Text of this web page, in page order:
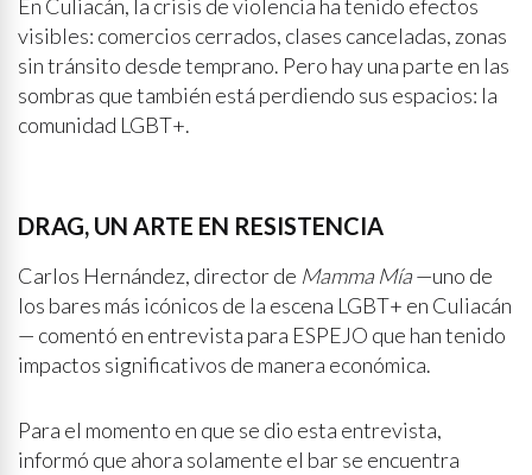
En Culiacán, la crisis de violencia ha tenido efectos
visibles: comercios cerrados, clases canceladas, zonas
sin tránsito desde temprano. Pero hay una parte en las
sombras que también está perdiendo sus espacios: la
comunidad LGBT+.
DRAG, UN ARTE EN RESISTENCIA
Carlos Hernández, director de Mamma Mía—uno de
los bares más icónicos de la escena LGBT+ en Culiacán
— comentó en entrevista para ESPEJO que han tenido
impactos significativos de manera económica.
Para el momento en que se dio esta entrevista,
informó que ahora solamente el bar se encuentra